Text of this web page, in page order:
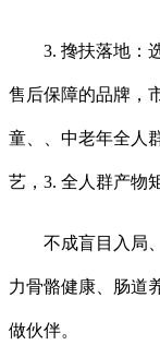
3. 搀扶落地：选
售后保障的品牌，
童、、中老年全人
艺，3. 全人群产物
不成盲目入局、
力骨骼健康、肠道
做伙伴。